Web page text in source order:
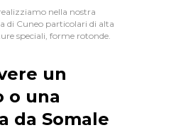
nella nostra
di Cuneo particolari di alta
speciali, forme rotonde.
un
o una
da Somale